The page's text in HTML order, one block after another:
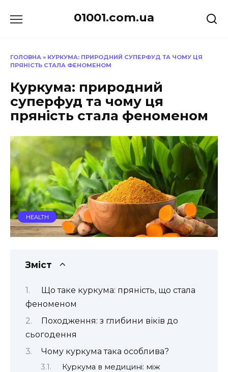
до
01001.com.ua
ГОЛОВНА » КУРКУМА: ПРИРОДНИЙ СУПЕРФУД ТА ЧОМУ ЦЯ
ПРЯНІСТЬ СТАЛА ФЕНОМЕНОМ
Куркума: природний
суперфуд та чому ця
пряність стала феноменом
HEALTH
Зміст
Що таке куркума: пряність, що стала
феноменом
Походження: з глибини віків до
сьогодення
Чому куркума така особлива?
Куркума в медицині: між